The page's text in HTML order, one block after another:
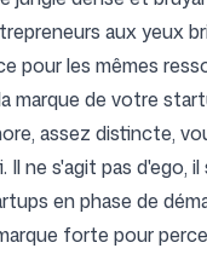
aux yeux
pour les mêmes
marque de votre
assez distincte,
Il ne s'agit pas d'ego, il
en phase de
forte pour